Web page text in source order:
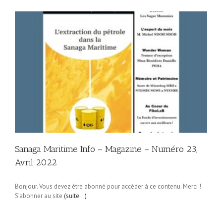
Sanaga Maritime Info – Magazine – Numéro 23,
Avril 2022
Bonjour. Vous devez être abonné pour accéder à ce contenu. Merci !
S’abonner au site (suite…)